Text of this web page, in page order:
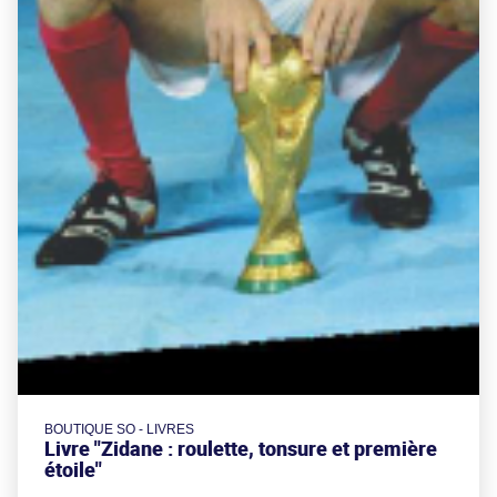
BOUTIQUE SO - LIVRES
Livre "Zidane : roulette, tonsure et première
étoile"